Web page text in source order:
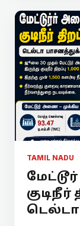
TAMIL NADU
குடிநீர்
டெல்டா